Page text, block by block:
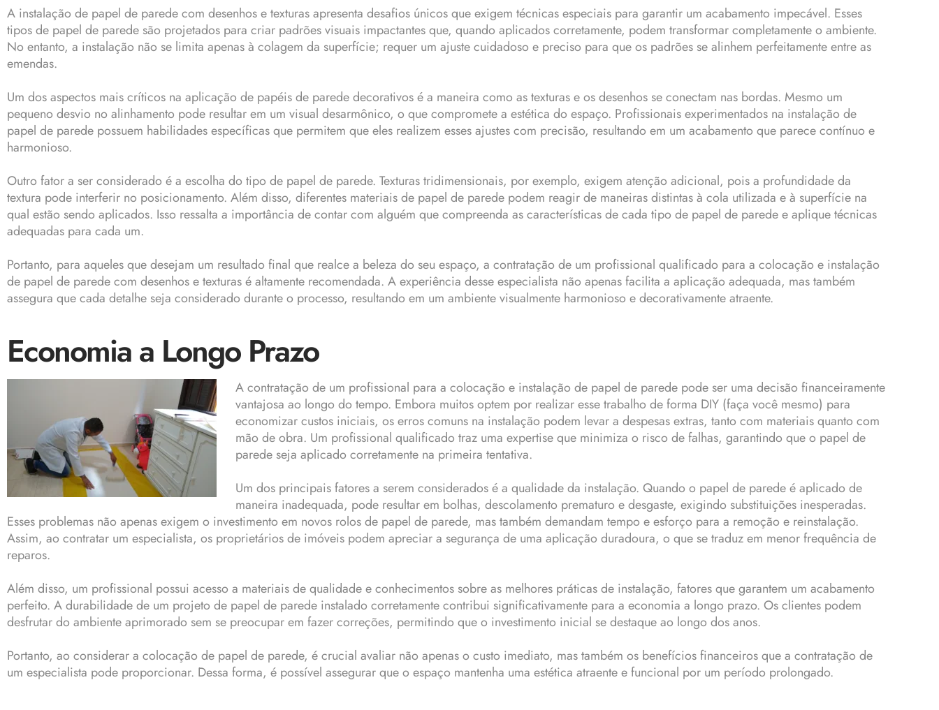
A instalação de papel de parede com desenhos e texturas apresenta desafios únicos que exigem técnicas especiais para garantir um acabamento impecável. Esses
tipos de papel de parede são projetados para criar padrões visuais impactantes que, quando aplicados corretamente, podem transformar completamente o ambiente.
No entanto, a instalação não se limita apenas à colagem da superfície; requer um ajuste cuidadoso e preciso para que os padrões se alinhem perfeitamente entre as
emendas.
Um dos aspectos mais críticos na aplicação de papéis de parede decorativos é a maneira como as texturas e os desenhos se conectam nas bordas. Mesmo um
pequeno desvio no alinhamento pode resultar em um visual desarmônico, o que compromete a estética do espaço. Profissionais experimentados na instalação de
papel de parede possuem habilidades específicas que permitem que eles realizem esses ajustes com precisão, resultando em um acabamento que parece contínuo e
harmonioso.
Outro fator a ser considerado é a escolha do tipo de papel de parede. Texturas tridimensionais, por exemplo, exigem atenção adicional, pois a profundidade da
textura pode interferir no posicionamento. Além disso, diferentes materiais de papel de parede podem reagir de maneiras distintas à cola utilizada e à superfície na
qual estão sendo aplicados. Isso ressalta a importância de contar com alguém que compreenda as características de cada tipo de papel de parede e aplique técnicas
adequadas para cada um.
Portanto, para aqueles que desejam um resultado final que realce a beleza do seu espaço, a contratação de um profissional qualificado para a colocação e instalação
de papel de parede com desenhos e texturas é altamente recomendada. A experiência desse especialista não apenas facilita a aplicação adequada, mas também
assegura que cada detalhe seja considerado durante o processo, resultando em um ambiente visualmente harmonioso e decorativamente atraente.
Economia a Longo Prazo
A contratação de um profissional para a colocação e instalação de papel de parede pode ser uma decisão financeiramente
vantajosa ao longo do tempo. Embora muitos optem por realizar esse trabalho de forma DIY (faça você mesmo) para
economizar custos iniciais, os erros comuns na instalação podem levar a despesas extras, tanto com materiais quanto com
mão de obra. Um profissional qualificado traz uma expertise que minimiza o risco de falhas, garantindo que o papel de
parede seja aplicado corretamente na primeira tentativa.
Um dos principais fatores a serem considerados é a qualidade da instalação. Quando o papel de parede é aplicado de
maneira inadequada, pode resultar em bolhas, descolamento prematuro e desgaste, exigindo substituições inesperadas.
Esses problemas não apenas exigem o investimento em novos rolos de papel de parede, mas também demandam tempo e esforço para a remoção e reinstalação.
Assim, ao contratar um especialista, os proprietários de imóveis podem apreciar a segurança de uma aplicação duradoura, o que se traduz em menor frequência de
reparos.
Além disso, um profissional possui acesso a materiais de qualidade e conhecimentos sobre as melhores práticas de instalação, fatores que garantem um acabamento
perfeito. A durabilidade de um projeto de papel de parede instalado corretamente contribui significativamente para a economia a longo prazo. Os clientes podem
desfrutar do ambiente aprimorado sem se preocupar em fazer correções, permitindo que o investimento inicial se destaque ao longo dos anos.
Portanto, ao considerar a colocação de papel de parede, é crucial avaliar não apenas o custo imediato, mas também os benefícios financeiros que a contratação de
um especialista pode proporcionar. Dessa forma, é possível assegurar que o espaço mantenha uma estética atraente e funcional por um período prolongado.